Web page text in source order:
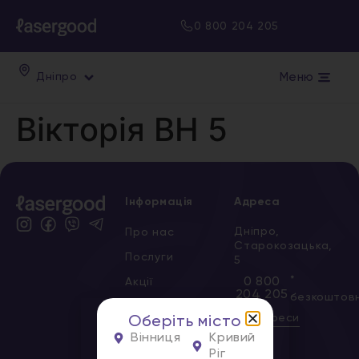
0 800 204 205
Дніпро Меню
Вікторія ВН 5
Інформація
Про нас
Послуги
Акції
Новини
Адреса
Дніпро,
Старокозацька,
5
0 800
204 205
*
Всі адреси
Оберіть місто
Вінниця
Кривий
Ріг